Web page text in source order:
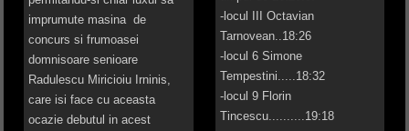
imprumute masina de
concurs si frumoasei
domnisoare senioare
Radulescu Miricioiu Irninis,
care isi face cu aceasta
ocazie debutul in acest
-locul III Octavian
Tarnovean..18:26
-locul 6 Simone
Tempestini.....18:32
-locul 9 Florin
Tincescu..........19:18